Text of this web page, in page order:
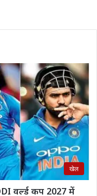
खेल
वर्ल्ड कप 2027 में